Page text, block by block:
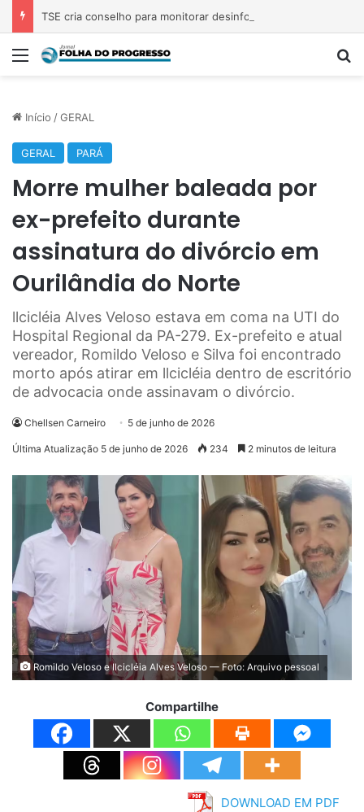
Menu
Início /GERAL
GERAL PARÁ
Morre mulher baleada por
ex-prefeito durante
assinatura do divórcio em
Ourilândia do Norte
llcicléia Alves Veloso estava em coma na UTI do
Hospital Regional da PA-279. Ex-prefeito e atual
vereador, Romildo Veloso e Silva foi encontrado
morto após atirar em llcicléia dentro de escritório
de advocacia onde assinavam o divórcio.
Chellsen Carneiro 5 de junho de 2026
Última Atualização 5 de junho de 2026 234 2 minutos de leitura
Romildo Veloso e Ilcicléia Alves Veloso — Foto: Arquivo pessoal
Compartilhe
DOWNLOAD EM PDF